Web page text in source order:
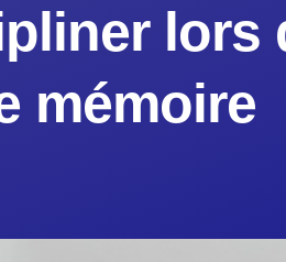
lors
mémoire